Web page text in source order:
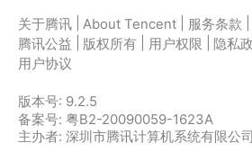
关于腾讯 About Tencent 服务条款
腾讯公益
版权所有 用户权限 隐私
用户协议
版本号: 9.2.5
备案号: 粤B2-20090059-1623A
主办者: 深圳市腾讯计算机系统有限公司